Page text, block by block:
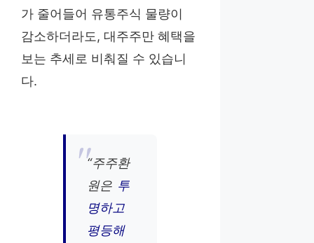
가 줄어들어 유통주식 물량이
감소하더라도, 대주주만 혜택을
보는 추세로 비춰질 수 있습니
다.
“주주환
원은 투
명하고
평등해